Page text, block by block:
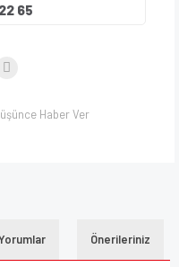
65
Haber Ver
Önerileriniz